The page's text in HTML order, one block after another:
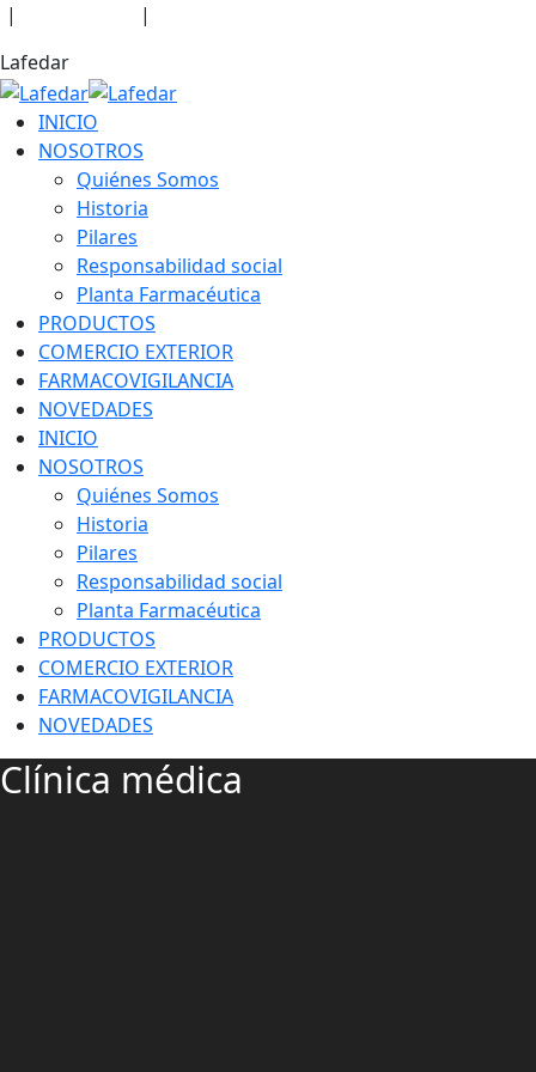
Skip
content
| |
Facebook
page
opens
window
Linkedin
page
opens
window
Instagram
page
opens
window
Lafedar
INICIO
NOSOTROS
Quiénes Somos
Historia
Pilares
Responsabilidad social
Planta Farmacéutica
PRODUCTOS
COMERCIO EXTERIOR
FARMACOVIGILANCIA
NOVEDADES
INICIO
NOSOTROS
Quiénes Somos
Historia
Pilares
Responsabilidad social
Planta Farmacéutica
PRODUCTOS
COMERCIO EXTERIOR
FARMACOVIGILANCIA
NOVEDADES
Clínica médica